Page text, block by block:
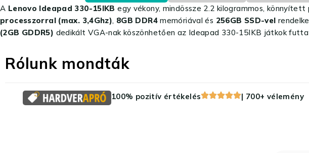
A Lenovo Ideapad 330-15IKB egy vékony, mindössze 2.2 kilogrammos,
processzorral (max. 3,4Ghz), 8GB DDR4memóriával és 256GB SSD-vel
(2GB GDDR5) dedikált VGA-nak köszönhetően az Ideapad 330-15IKB játkok
Rólunk mondták
100% pozitív értékelés | 700+ vélemény